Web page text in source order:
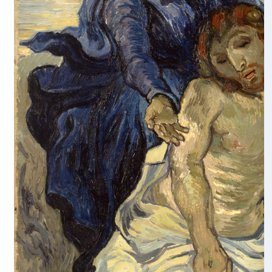
materia, allusione ad una vita ulteriore, premessa in nuce ai